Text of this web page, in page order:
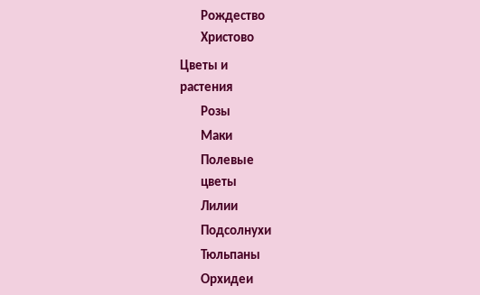
Рождество
Христово
Цветы и
растения
Розы
Маки
Полевые
цветы
Лилии
Подсолнухи
Тюльпаны
Орхидеи